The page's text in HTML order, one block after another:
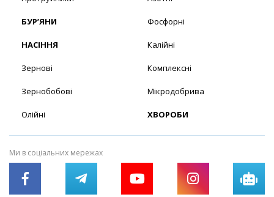
БУР’ЯНИ
НАСІННЯ
Зернові
Зернобобові
Олійні
Фосфорні
Калійні
Комплексні
Мікродобрива
ХВОРОБИ
Ми в соціальних мережах